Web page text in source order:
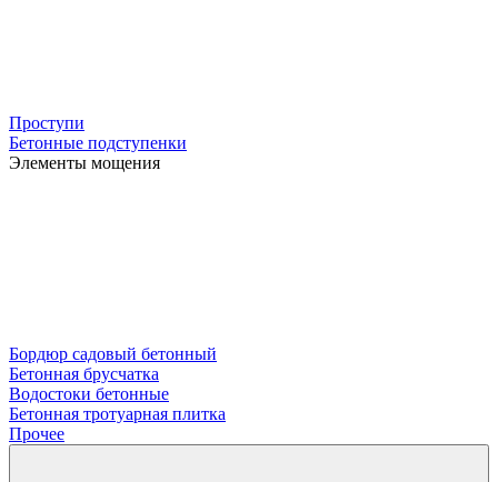
Проступи
Бетонные подступенки
Элементы мощения
Бордюр садовый бетонный
Бетонная брусчатка
Водостоки бетонные
Бетонная тротуарная плитка
Прочее